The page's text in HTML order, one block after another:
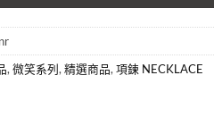
, 微笑系列, 精選商品, 項鍊 NECKLACE